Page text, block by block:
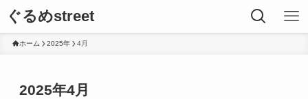
ぐるめstreet
ホーム 2025年 4月
2025年4月